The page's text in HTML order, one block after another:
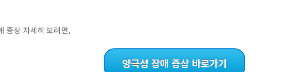
증상 자세히 보려면,
양극성 장애 증상 바로가기